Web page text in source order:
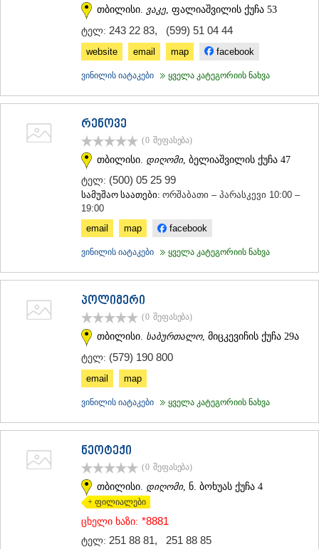
თბილისი. ვაკე , ფალიაშვილის ქუჩა 53
ტელ: 243 22 83, (599) 51 04 44
website email map facebook
ვინილის იატაკები ყველა კატეგორიის ნახვა
რენოვე
(0 შეფასება)
თბილისი. დიღომი, ბელიაშვილის ქუჩა 47
ტელ: (500) 05 25 99
სამუშაო საათები: ორშაბათი – პარასკევი 10:00 –
19:00
email
map facebook
ვინილის იატაკები ყველა კატეგორიის ნახვა
პოლიმერი
(0 შეფასება)
თბილისი. საბურთალო, მიცკევიჩის ქუჩა 29ა
ტელ: (579) 190 800
email map
ვინილის იატაკები ყველა კატეგორიის ნახვა
ნეოტექი
(0 შეფასება)
თბილისი. დიღომი, ნ. ბოხუას ქუჩა 4
+ ფილიალები
ცხელი ხაზი: *8881
ტელ: 251 88 81, 251 88 85